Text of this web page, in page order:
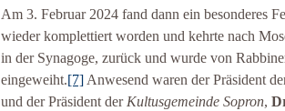
Am 3. Februar 2024 fand dann ein besonderes
wieder komplettiert worden und kehrte nach
in der Synagoge, zurück und wurde von
eingeweiht.[7] Anwesend waren der Präsident
und der Präsident der Kultusgemeinde Sopron,